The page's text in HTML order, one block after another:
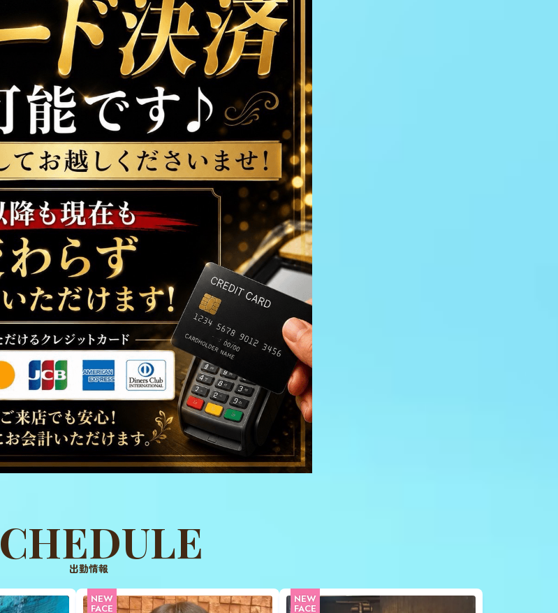
SCHEDULE
出勤情報
NEW
FACE
NEW
FACE